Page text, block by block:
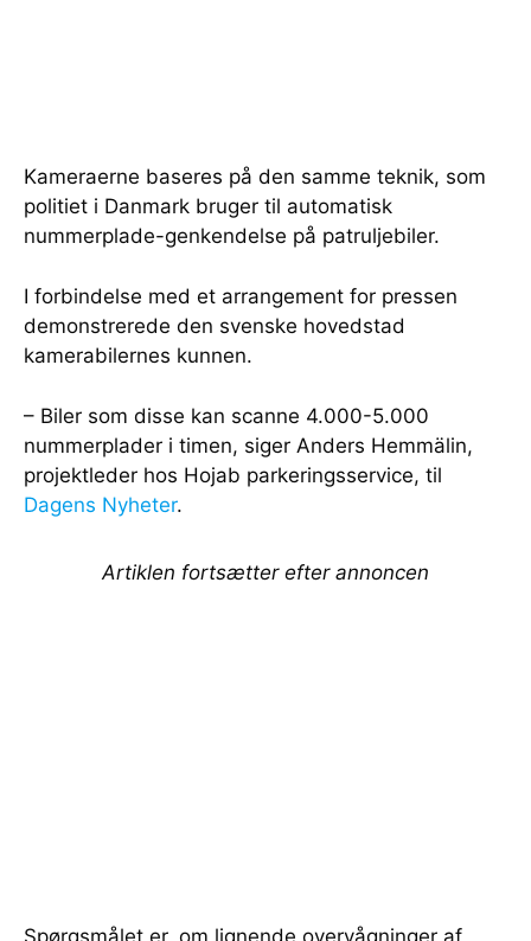
Kameraerne baseres på den samme teknik, som
politiet i Danmark bruger til automatisk
nummerplade-genkendelse på patruljebiler.
I forbindelse med et arrangement for pressen
demonstrerede den svenske hovedstad
kamerabilernes kunnen.
– Biler som disse kan scanne 4.000-5.000
nummerplader i timen, siger Anders Hemmälin,
projektleder hos Hojab parkeringsservice, til
Dagens Nyheter.
Artiklen fortsætter efter annoncen
Spørgsmålet er, om lignende overvågninger af